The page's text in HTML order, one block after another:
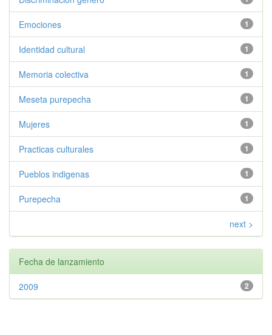
1
Emociones
1
Identidad cultural
1
Memoria colectiva
1
Meseta purepecha
1
Mujeres
1
Practicas culturales
1
Pueblos indigenas
1
Purepecha
next >
Fecha de lanzamiento
2
2009